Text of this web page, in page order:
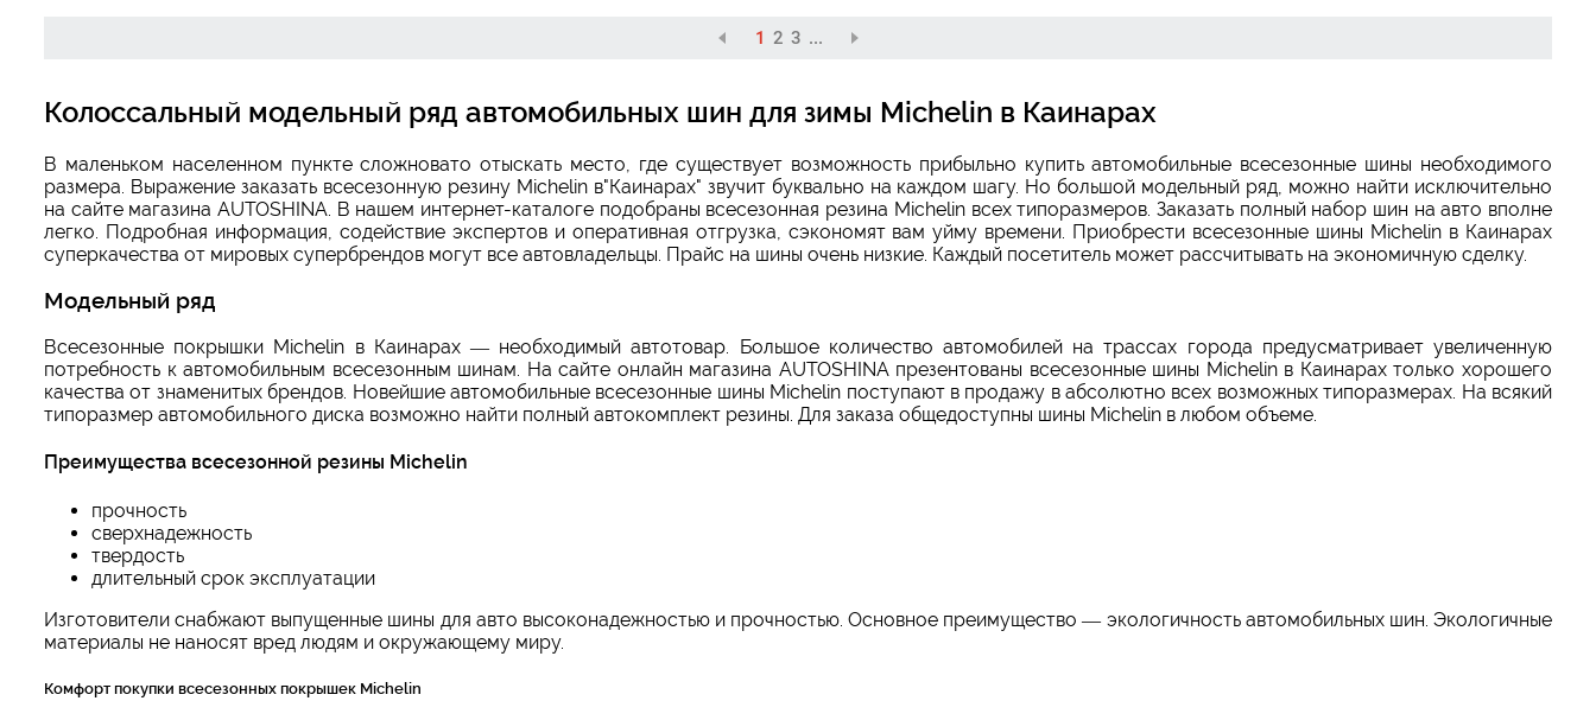
1 2 3 ...
Колоссальный модельный ряд автомобильных шин для зимы Michelin в Каинарах
В маленьком населенном пункте сложновато отыскать место, где существует возможность прибыльно купить автомобильные всесезонные шины необходимого
размера. Выражение заказать всесезонную резину Michelin в"Каинарах" звучит буквально на каждом шагу. Но большой модельный ряд, можно найти исключительно
на сайте магазина AUTOSHINA. В нашем интернет-каталоге подобраны всесезонная резина Michelin всех типоразмеров. Заказать полный набор шин на авто вполне
легко. Подробная информация, содействие экспертов и оперативная отгрузка, сэкономят вам уйму времени. Приобрести всесезонные шины Michelin в Каинарах
суперкачества от мировых супербрендов могут все автовладельцы. Прайс на шины очень низкие. Каждый посетитель может рассчитывать на экономичную сделку.
Модельный ряд
Всесезонные покрышки Michelin в Каинарах — необходимый автотовар. Большое количество автомобилей на трассах города предусматривает увеличенную
потребность к автомобильным всесезонным шинам. На сайте онлайн магазина AUTOSHINA презентованы всесезонные шины Michelin в Каинарах только хорошего
качества от знаменитых брендов. Новейшие автомобильные всесезонные шины Michelin поступают в продажу в абсолютно всех возможных типоразмерах. На всякий
типоразмер автомобильного диска возможно найти полный автокомплект резины. Для заказа общедоступны шины Michelin в любом объеме.
Преимущества всесезонной резины Michelin
прочность
сверхнадежность
твердость
длительный срок эксплуатации
Изготовители снабжают выпущенные шины для авто высоконадежностью и прочностью. Основное преимущество — экологичность автомобильных шин. Экологичные
материалы не наносят вред людям и окружающему миру.
Комфорт покупки всесезонных покрышек Michelin